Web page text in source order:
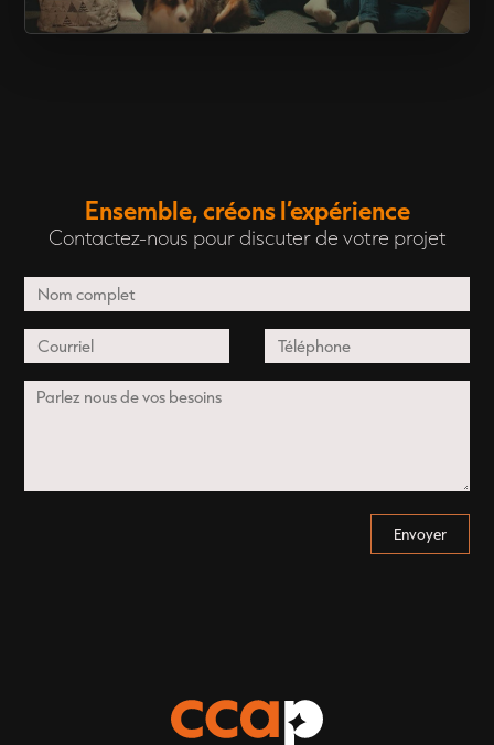
Ensemble, créons l’expérience
Contactez-nous pour discuter de votre projet
Envoyer